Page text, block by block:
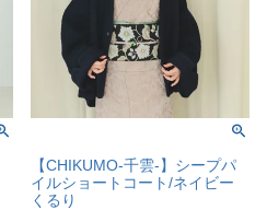
【CHIKUMO-千雲-】シープパ
イルショートコート/ネイビー
くるり